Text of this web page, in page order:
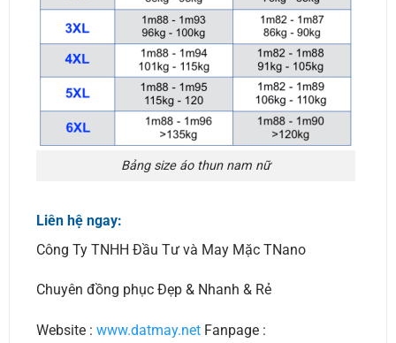
Bảng size áo thun nam nữ
Liên hệ ngay:
Công Ty TNHH Đầu Tư và May Mặc TNano
Chuyên đồng phục Đẹp & Nhanh & Rẻ
Website : www.datmay.netFanpage :